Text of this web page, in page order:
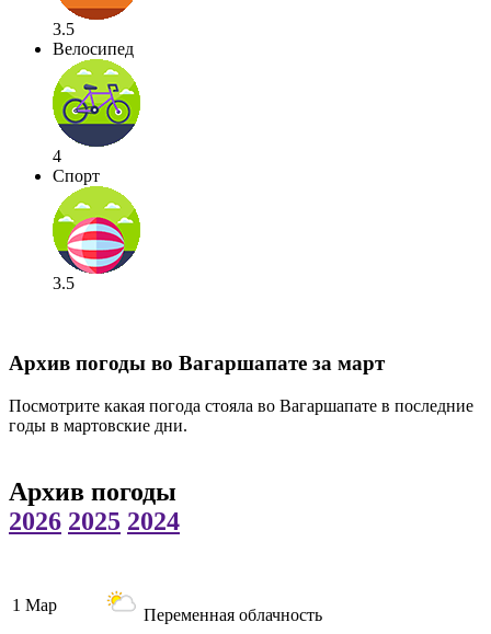
3.5
Велосипед
4
Спорт
3.5
Архив погоды во Вагаршапате за март
Посмотрите какая погода стояла во Вагаршапате в последние
годы в мартовские дни.
Архив погоды
2026 2025 2024
1 Мар
Переменная облачность